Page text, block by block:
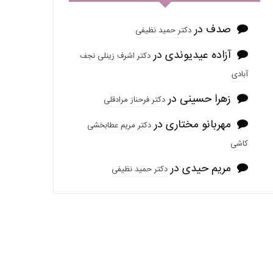
صدف دردکتر حمید نظیفی
آزاده عیدیوندی دردکتر اشرف زینلی نجف
آبادی
زهرا حسینی دردکتر فرحناز مرادقلی
مهربانو مختاری دردکتر مریم عطابخشی
کاشی
مریم حیدی دردکتر حمید نظیفی